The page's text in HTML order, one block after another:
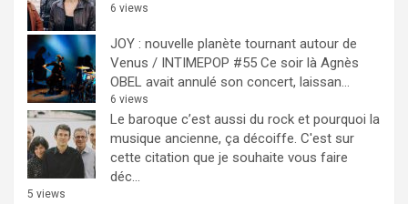
6 views
JOY : nouvelle planète tournant autour de
Venus / INTIMEPOP #55 Ce soir là Agnès
OBEL avait annulé son concert, laissan...
6 views
Le baroque c’est aussi du rock et pourquoi la
musique ancienne, ça décoiffe. C'est sur
cette citation que je souhaite vous faire
déc...
5 views